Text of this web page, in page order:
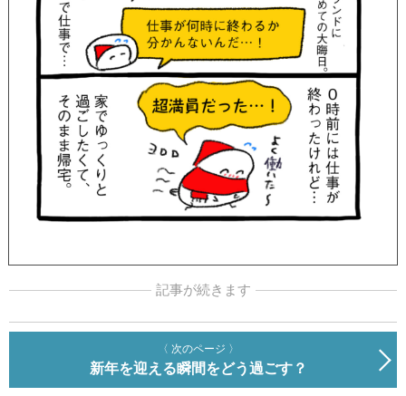
記事が続きます
〈 次のページ 〉
新年を迎える瞬間をどう過ごす？